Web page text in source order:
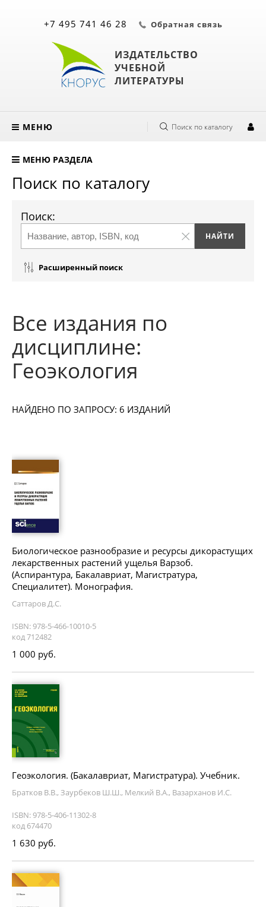
ИЗДАТЕЛЬСТВО
УЧЕБНОЙ
ЛИТЕРАТУРЫ
+7 495 741 46 28 Обратная связь
МЕНЮ Поиск по каталогу
МЕНЮ РАЗДЕЛА
Поиск по каталогу
Поиск:
Расширенный поиск
Все издания по
дисциплине:
Геоэкология
НАЙДЕНО ПО ЗАПРОСУ: 6 ИЗДАНИЙ
Биологическое разнообразие и ресурсы дикорастущих
лекарственных растений ущелья Варзоб.
(Аспирантура, Бакалавриат, Магистратура,
Специалитет). Монография.
Саттаров Д.С.
ISBN: 978-5-466-10010-5
код 712482
1 000 руб.
Геоэкология. (Бакалавриат, Магистратура). Учебник.
Братков В.В., Заурбеков Ш.Ш., Мелкий В.А., Вазарханов И.С.
ISBN: 978-5-406-11302-8
код 674470
1 630 руб.